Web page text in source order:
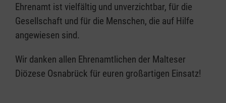
Ehrenamt ist vielfältig und unverzichtbar, für die
Gesellschaft und für die Menschen, die auf Hilfe
angewiesen sind.
Wir danken allen Ehrenamtlichen der Malteser
Diözese Osnabrück für euren großartigen Einsatz!